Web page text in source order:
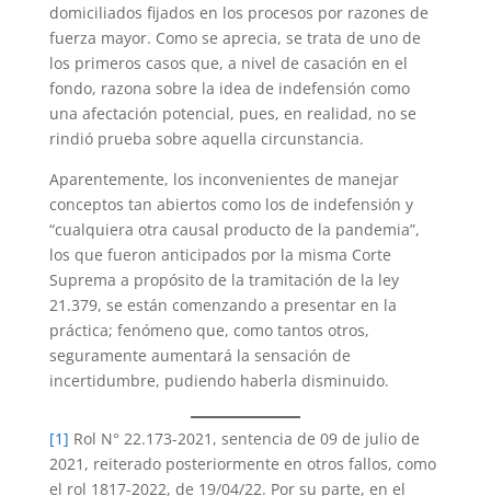
domiciliados fijados en los procesos por razones de
fuerza mayor. Como se aprecia, se trata de uno de
los primeros casos que, a nivel de casación en el
fondo, razona sobre la idea de indefensión como
una afectación potencial, pues, en realidad, no se
rindió prueba sobre aquella circunstancia.
Aparentemente, los inconvenientes de manejar
conceptos tan abiertos como los de indefensión y
“cualquiera otra causal producto de la pandemia”,
los que fueron anticipados por la misma Corte
Suprema a propósito de la tramitación de la ley
21.379, se están comenzando a presentar en la
práctica; fenómeno que, como tantos otros,
seguramente aumentará la sensación de
incertidumbre, pudiendo haberla disminuido.
[1] Rol N° 22.173-2021, sentencia de 09 de julio de
2021, reiterado posteriormente en otros fallos, como
el rol 1817-2022, de 19/04/22. Por su parte, en el